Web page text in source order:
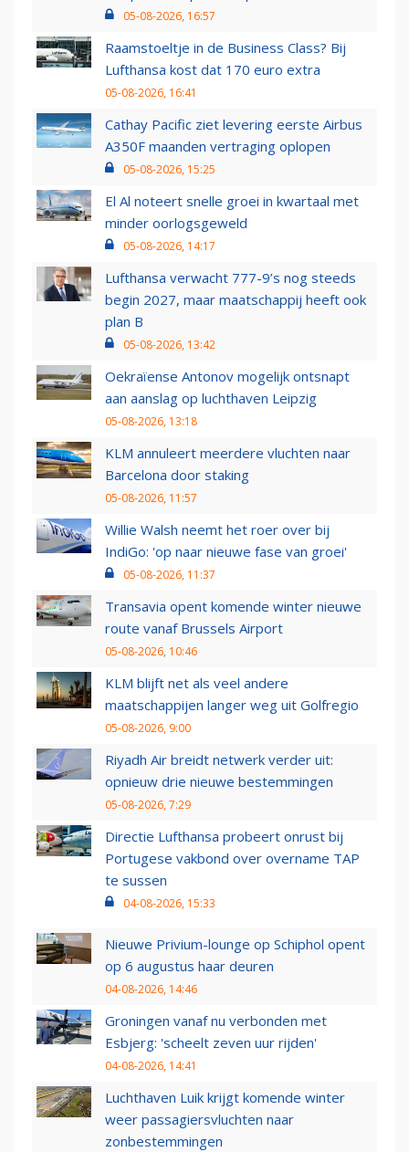
05-08-2026, 16:57
Raamstoeltje in de Business Class? Bij
Lufthansa kost dat 170 euro extra
05-08-2026, 16:41
Cathay Pacific ziet levering eerste Airbus
A350F maanden vertraging oplopen
05-08-2026, 15:25
El Al noteert snelle groei in kwartaal met
minder oorlogsgeweld
05-08-2026, 14:17
Lufthansa verwacht 777-9’s nog steeds
begin 2027, maar maatschappij heeft ook
plan B
05-08-2026, 13:42
Oekraïense Antonov mogelijk ontsnapt
aan aanslag op luchthaven Leipzig
05-08-2026, 13:18
KLM annuleert meerdere vluchten naar
Barcelona door staking
05-08-2026, 11:57
Willie Walsh neemt het roer over bij
IndiGo: 'op naar nieuwe fase van groei'
05-08-2026, 11:37
Transavia opent komende winter nieuwe
route vanaf Brussels Airport
05-08-2026, 10:46
KLM blijft net als veel andere
maatschappijen langer weg uit Golfregio
05-08-2026, 9:00
Riyadh Air breidt netwerk verder uit:
opnieuw drie nieuwe bestemmingen
05-08-2026, 7:29
Directie Lufthansa probeert onrust bij
Portugese vakbond over overname TAP
te sussen
04-08-2026, 15:33
Nieuwe Privium-lounge op Schiphol opent
op 6 augustus haar deuren
04-08-2026, 14:46
Groningen vanaf nu verbonden met
Esbjerg: 'scheelt zeven uur rijden'
04-08-2026, 14:41
Luchthaven Luik krijgt komende winter
weer passagiersvluchten naar
zonbestemmingen